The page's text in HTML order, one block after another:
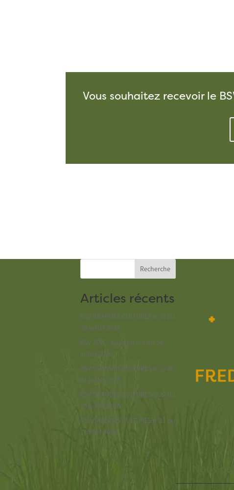
Vous souhaitez recevoir le
Recherche
Articles récents
BSV GRANDES CULTURES n°24 du
28 juillet 2026
BSV JEVI – Bulletin n°6 du 24
juillet 2026
BSV GRANDES CULTURES n°23 du
21 juillet 2026
BSV GRANDES CULTURES n°22 du
15 juillet 2026
BSV GRANDES CULTURES n°21 du
7 juillet 2026